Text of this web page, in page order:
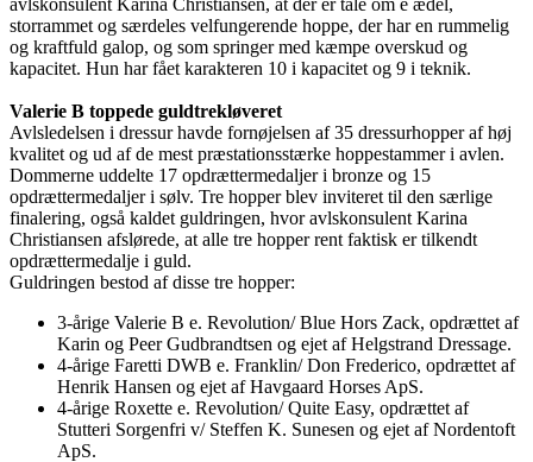
storrammet og særdeles velfungerende hoppe, der har en rummelig
og kraftfuld galop, og som springer med kæmpe overskud og
kapacitet. Hun har fået karakteren 10 i kapacitet og 9 i teknik.
Valerie B toppede guldtrekløveret
Avlsledelsen i dressur havde fornøjelsen af 35 dressurhopper af høj
kvalitet og ud af de mest præstationsstærke hoppestammer i avlen.
Dommerne uddelte 17 opdrættermedaljer i bronze og 15
opdrættermedaljer i sølv. Tre hopper blev inviteret til den særlige
finalering, også kaldet guldringen, hvor avlskonsulent Karina
Christiansen afslørede, at alle tre hopper rent faktisk er tilkendt
opdrættermedalje i guld.
Guldringen bestod af disse tre hopper:
3-årige Valerie B e. Revolution/ Blue Hors Zack, opdrættet af
Karin og Peer Gudbrandtsen og ejet af Helgstrand Dressage.
4-årige Faretti DWB e. Franklin/ Don Frederico, opdrættet af
Henrik Hansen og ejet af Havgaard Horses ApS.
4-årige Roxette e. Revolution/ Quite Easy, opdrættet af
Stutteri Sorgenfri v/ Steffen K. Sunesen og ejet af Nordentoft
ApS.